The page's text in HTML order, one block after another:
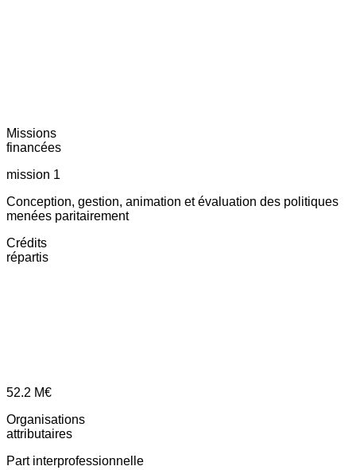
Missions
financées
mission 1
Conception, gestion, animation et évaluation des politiques
menées paritairement
Crédits
répartis
52.2 M€
Organisations
attributaires
Part interprofessionnelle